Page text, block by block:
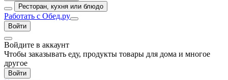
Ресторан, кухня или блюдо
Работать с Обед.ру
Войти
Войдите в аккаунт
Чтобы заказывать еду, продукты товары для дома и многое
другое
Войти